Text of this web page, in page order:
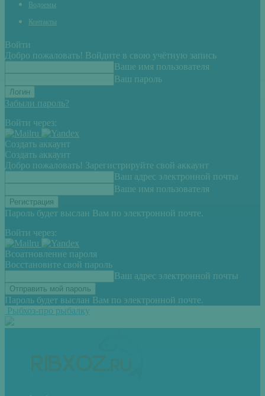
Водоемы
Контакты
Войти
Добро пожаловать! Войдите в свою учётную запись
Ваше имя пользователя
Ваш пароль
Забыли пароль?
Войти через:
Создать аккаунт
Создать аккаунт
Добро пожаловать! Зарегистрируйте свой аккаунт
Ваш адрес электронной почты
Ваше имя пользователя
Пароль будет выслан Вам по электронной почте.
Войти через:
Всоатновление пароля
Восстановите свой пароль
Ваш адрес электронной почты
Пароль будет выслан Вам по электронной почте.
Рыбхоз-про рыбалку